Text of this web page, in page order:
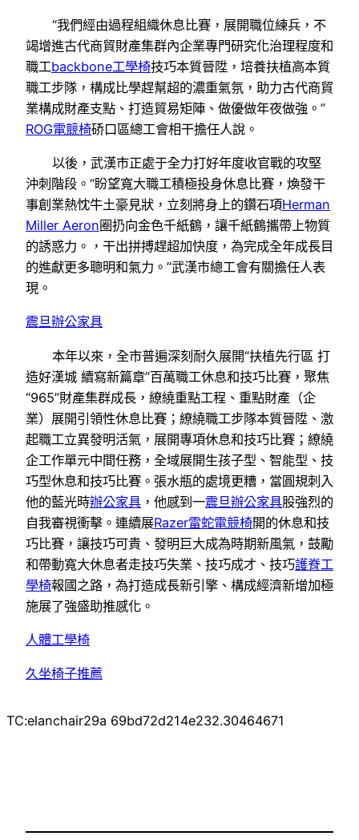
“我們經由過程組織休息比賽，展開職位練兵，不
竭增進古代商貿財產集群內企業專門研究化治理程度和
職工backbone工學椅技巧本質晉陞，培養扶植高本質
職工步隊，構成比學趕幫超的濃重氣氛，助力古代商貿
業構成財產支點、打造貿易矩陣、做優做年夜做強。”
ROG電競椅硚口區總工會相干擔任人說。
以後，武漢市正處于全力打好年度收官戰的攻堅
沖刺階段。“盼望寬大職工積極投身休息比賽，煥發干
事創業熱忱牛土豪見狀，立刻將身上的鑽石項Herman
Miller Aeron圈扔向金色千紙鶴，讓千紙鶴攜帶上物質
的誘惑力。，干出拼搏趕超加快度，為完成全年成長目
的進獻更多聰明和氣力。”武漢市總工會有關擔任人表
現。
震旦辦公家具
本年以來，全市普遍深刻耐久展開“扶植先行區 打
造好漢城 續寫新篇章”百萬職工休息和技巧比賽，聚焦
“965”財產集群成長，繚繞重點工程、重點財產（企
業）展開引領性休息比賽；繚繞職工步隊本質晉陞、激
起職工立異發明活氣，展開專項休息和技巧比賽；繚繞
企工作單元中間任務，全域展開生孩子型、智能型、技
巧型休息和技巧比賽。張水瓶的處境更糟，當圓規刺入
他的藍光時辦公家具 ，他感到一震旦辦公家具股強烈的
自我審視衝擊。連續展Razer雷蛇電競椅開的休息和技
巧比賽，讓技巧可貴、發明巨大成為時期新風氣，鼓勵
和帶動寬大休息者走技巧失業、技巧成才、技巧護脊工
學椅報國之路，為打造成長新引擎、構成經濟新增加極
施展了強盛助推感化。
人體工學椅
久坐椅子推薦
TC:elanchair29a 69bd72d214e232.30464671